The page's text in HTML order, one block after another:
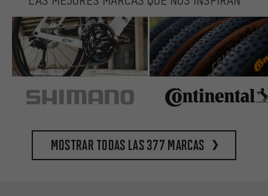
Mostrar todas las 377 marcas